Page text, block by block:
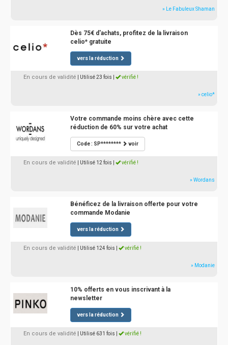
» Le Fabuleux Shaman
Dès 75€ d'achats, profitez de la livraison
celio* gratuite
vers la réduction
En cours de validité | Utilisé 23 fois vérifié !
» celio*
Votre commande moins chère avec cette
réduction de 60% sur votre achat
Code : SP******** voir
En cours de validité | Utilisé 12 fois vérifié !
» Wordans
Bénéficez de la livraison offerte pour votre
commande Modanie
vers la réduction
En cours de validité | Utilisé 124 fois vérifié !
» Modanie
10% offerts en vous inscrivant à la
newsletter
vers la réduction
En cours de validité | Utilisé 631 fois vérifié !